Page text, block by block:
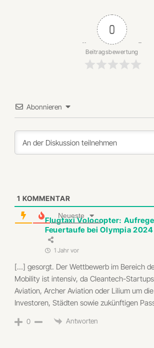
0
Beitragsbewertung
Abonnieren
1 KOMMENTAR
Neueste
Flugtaxi Volocopter:
Feuertaufe bei Olympia 2024
1 Jahr vor
[…] gesorgt. Der Wettbewerb im Bereich
Mobility ist intensiv, da Cleantech-
Aviation, Archer Aviation oder Lilium um
Investoren, Städten sowie zukünftigen
0 Antworten